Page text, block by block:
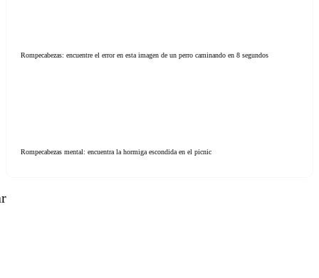
Rompecabezas: encuentre el error en esta imagen de un perro caminando en 8 segundos
Rompecabezas mental: encuentra la hormiga escondida en el picnic